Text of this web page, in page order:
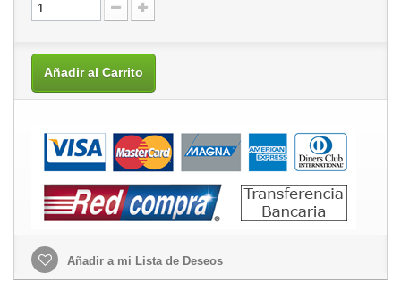
Añadir al Carrito
Añadir a mi Lista de Deseos